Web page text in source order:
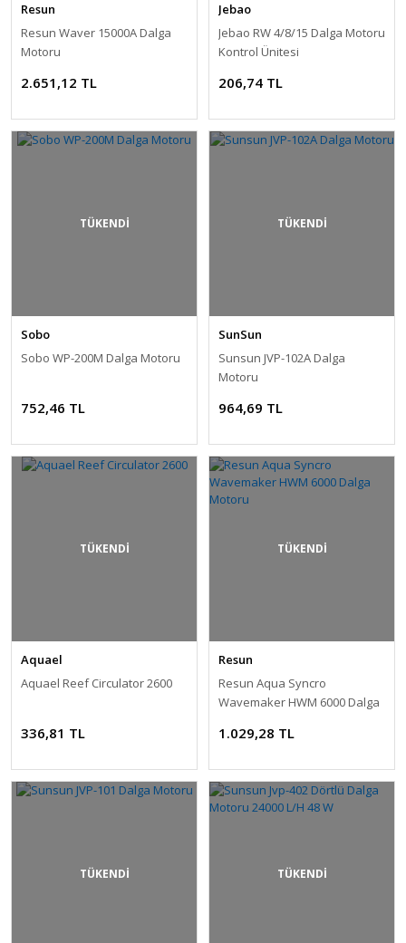
Resun
Resun Waver 15000A Dalga
Motoru
2.651,12 TL
Jebao
Jebao RW 4/8/15 Dalga Motoru
Kontrol Ünitesi
206,74 TL
TÜKENDİ
Sobo
Sobo WP-200M Dalga Motoru
752,46 TL
TÜKENDİ
SunSun
Sunsun JVP-102A Dalga
Motoru
964,69 TL
TÜKENDİ
Aquael
Aquael Reef Circulator 2600
336,81 TL
TÜKENDİ
Resun
Resun Aqua Syncro
Wavemaker HWM 6000 Dalga
1.029,28 TL
TÜKENDİ TÜKENDİ